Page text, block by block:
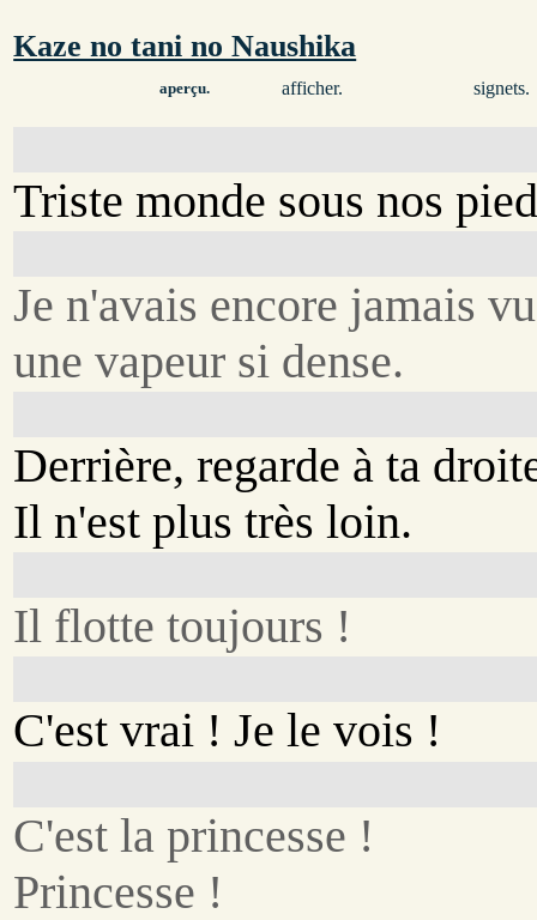
Kaze no tani no Naushika
aperçu. afficher. signets.
Triste monde sous nos
Je n'avais encore jamais vu
une vapeur si dense.
Derrière, regarde à ta
Il n'est plus très loin.
Il flotte toujours !
C'est vrai ! Je le vois !
C'est la princesse !
Princesse !